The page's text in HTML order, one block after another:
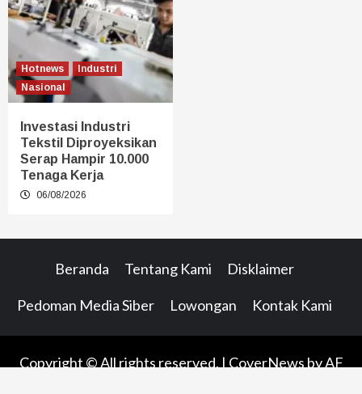
Hotnews
Industri
Nasional
Investasi Industri
Tekstil Diproyeksikan
Serap Hampir 10.000
Tenaga Kerja
06/08/2026
Beranda Tentang Kami Disklaimer
Pedoman Media Siber Lowongan Kontak Kami
Copyright © All rights reserved. | CoverNews by AF